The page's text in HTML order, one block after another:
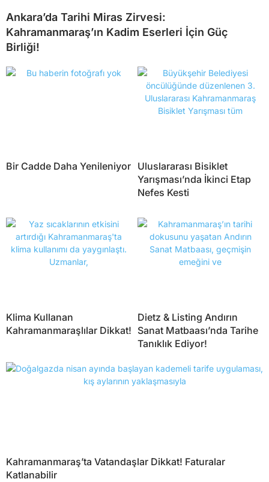
Ankara’da Tarihi Miras Zirvesi:
Kahramanmaraş’ın Kadim Eserleri İçin Güç
Birliği!
Bir Cadde Daha Yenileniyor Uluslararası Bisiklet
Yarışması’nda İkinci Etap
Nefes Kesti
Klima Kullanan
Kahramanmaraşlılar Dikkat!
Dietz & Listing Andırın
Sanat Matbaası’nda Tarihe
Tanıklık Ediyor!
Kahramanmaraş’ta Vatandaşlar Dikkat! Faturalar
Katlanabilir